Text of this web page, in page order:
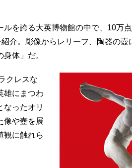
を誇る大英博物館の中で、10万
介。彫像からレリーフ、陶器の壺
体」だ。
クレスな
雄にまつわ
なったオリ
像や壺を展
観に触れら